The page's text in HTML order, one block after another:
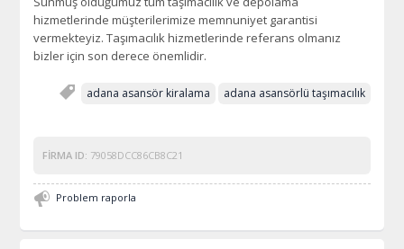
hizmetlerinde müşterilerimize memnuniyet garantisi
vermekteyiz. Taşımacılık hizmetlerinde referans olmanız
bizler için son derece önemlidir.
adana asansör kiralama adana asansörlü taşımacılık
FIRMA ID: 79058DCC86CB8C21
Problem raporla